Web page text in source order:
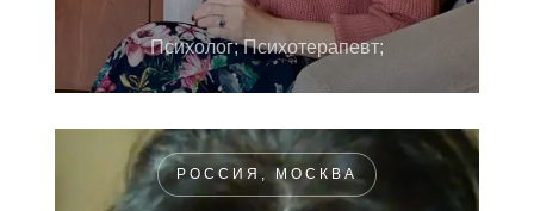
Психолог; Психотерапевт;
РОССИЯ, МОСКВА